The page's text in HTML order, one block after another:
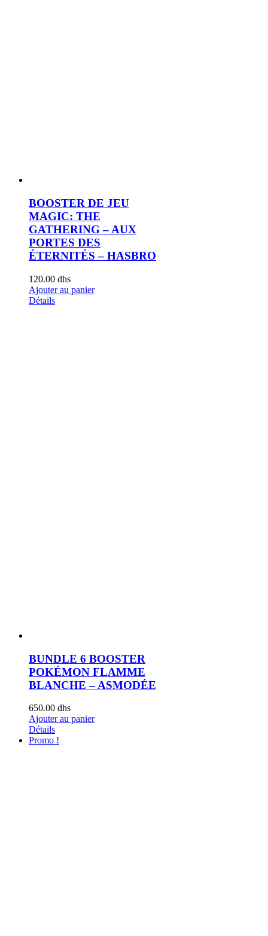
BOOSTER DE JEU
MAGIC: THE
GATHERING – AUX
PORTES DES
ÉTERNITÉS – HASBRO
120.00 dhs
Ajouter au panier
Détails
BUNDLE 6 BOOSTER
POKÉMON FLAMME
BLANCHE – ASMODÉE
650.00 dhs
Ajouter au panier
Détails
Promo !